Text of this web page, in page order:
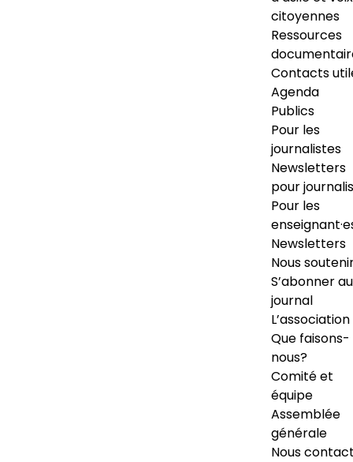
citoyennes
Ressources
Contacts
Agenda
Publics
Pour les
journalistes
Newsletters
pour
Pour les
Newsletters
Nous
S’abonner au
journal
L’association
Que faisons-
nous?
Comité et
équipe
Assemblée
générale
Nous